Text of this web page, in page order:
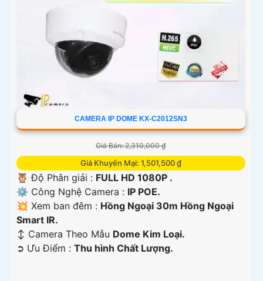
CAMERA IP DOME KX-C2012SN3
Giá Bán: 2,310,000 ₫
Giá Khuyến Mại: 1,501,500 ₫
🦉 Độ Phân giải : FULL HD 1080P .
⚙ Công Nghệ Camera : IP POE.
💥 Xem ban đêm : Hồng Ngoại 30m Hồng Ngoại
Smart IR.
↕️ Camera Theo Mẫu Dome Kim Loại.
️➲ Ưu Điểm : Thu hình Chất Lượng.